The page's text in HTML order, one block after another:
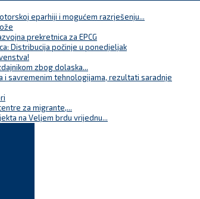
eparhiji i mogućem razrješenju...
prekretnica za EPCG
Distribucija počinje u ponedjeljak
zbog dolaska...
i savremenim tehnologijama, rezultati saradnje
za migrante,...
na Veljem brdu vrijednu...